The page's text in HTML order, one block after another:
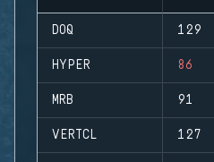
DOQ 129
HYPER 86
MRB 91
VERTCL 127